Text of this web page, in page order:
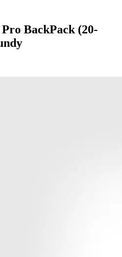
BackPack (20-